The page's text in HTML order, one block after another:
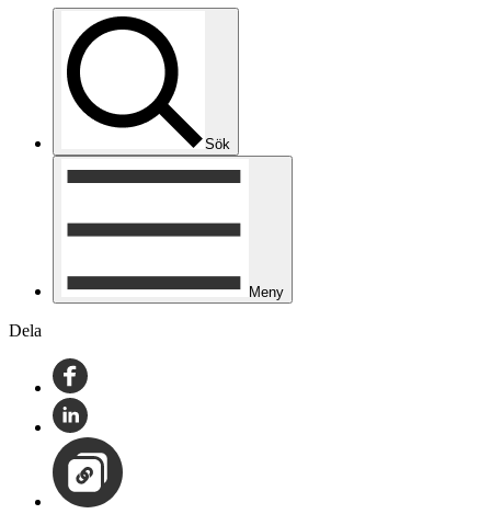
Sök
Meny
Dela